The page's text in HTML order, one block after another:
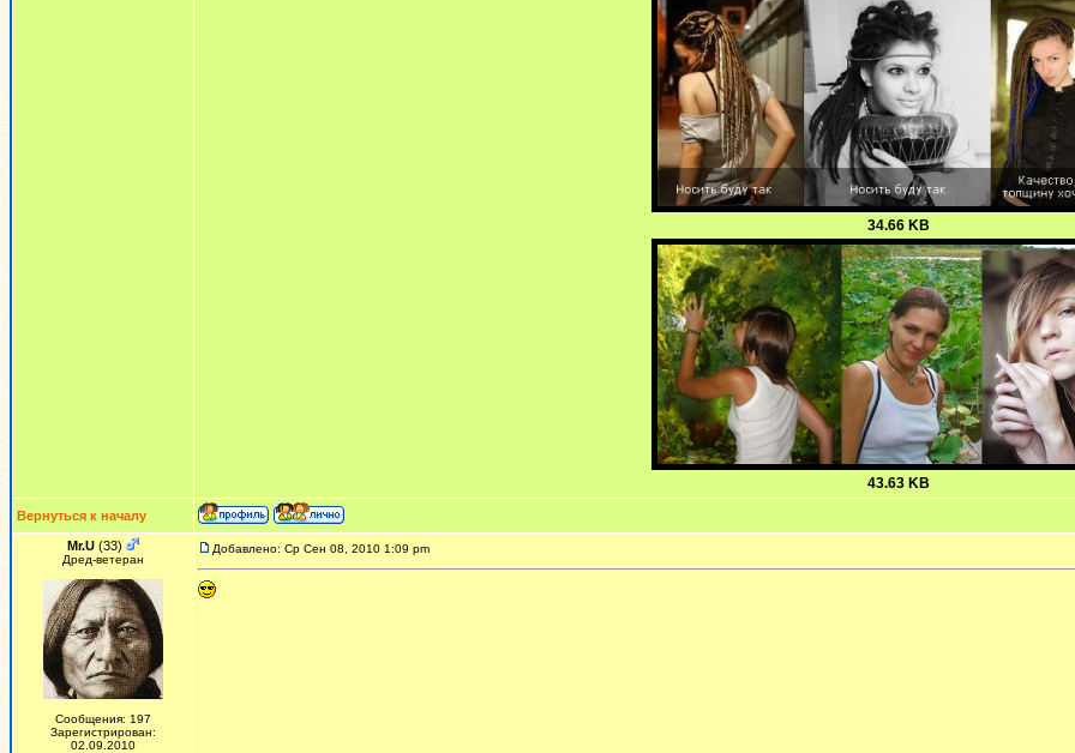
34.66 KB
43.63 KB
Вернуться к началу
Mr.U (33)
Дред-ветеран
Сообщения: 197
Зарегистрирован:
02.09.2010
Добавлено: Ср Сен 08, 2010 1:09 pm